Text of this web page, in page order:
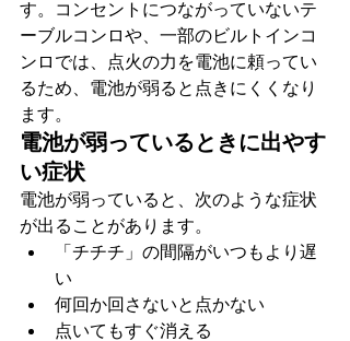
す。コンセントにつながっていないテ
ーブルコンロや、一部のビルトインコ
ンロでは、点火の力を電池に頼ってい
るため、電池が弱ると点きにくくなり
ます。
電池が弱っているときに出やす
い症状
電池が弱っていると、次のような症状
が出ることがあります。
「チチチ」の間隔がいつもより遅
い
何回か回さないと点かない
点いてもすぐ消える